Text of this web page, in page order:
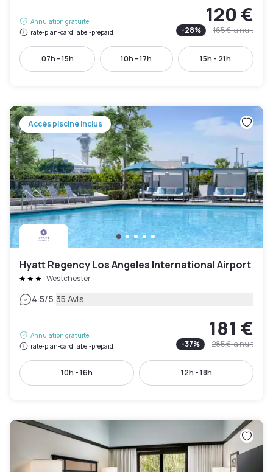
Annulation gratuite
rate-plan-card.label-prepaid
120 €
-28% 165 €la nuit
07h - 15h 10h - 17h 15h - 21h
Accès piscine inclus
Hyatt Regency Los Angeles International Airport
Westchester
4.5/5|35 Avis
Annulation gratuite
rate-plan-card.label-prepaid
181 €
-37% 285 €la nuit
10h - 16h 12h - 18h